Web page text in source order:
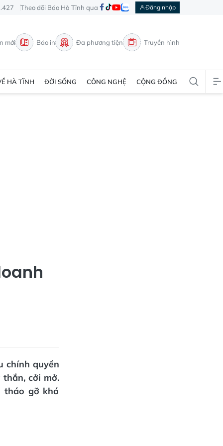
Theo dõi Báo Hà Tĩnh qua Đăng nhập
mới Báo in Đa phương tiện Truyền hình
HÀ TĨNH ĐỜI SỐNG CÔNG NGHỆ CỘNG ĐỒNG
chính quyền
cởi mở.
tháo gỡ khó